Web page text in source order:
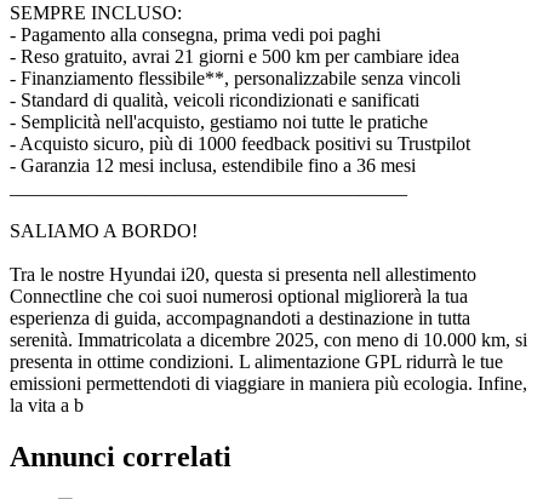
SEMPRE INCLUSO:
- Pagamento alla consegna, prima vedi poi paghi
- Reso gratuito, avrai 21 giorni e 500 km per cambiare idea
- Finanziamento flessibile**, personalizzabile senza vincoli
- Standard di qualità, veicoli ricondizionati e sanificati
- Semplicità nell'acquisto, gestiamo noi tutte le pratiche
- Acquisto sicuro, più di 1000 feedback positivi su Trustpilot
- Garanzia 12 mesi inclusa, estendibile fino a 36 mesi
SALIAMO A BORDO!
Tra le nostre Hyundai i20, questa si presenta nell allestimento
Connectline che coi suoi numerosi optional migliorerà la tua
esperienza di guida, accompagnandoti a destinazione in tutta
serenità. Immatricolata a dicembre 2025, con meno di 10.000 km, si
presenta in ottime condizioni. L alimentazione GPL ridurrà le tue
emissioni permettendoti di viaggiare in maniera più ecologia. Infine,
la vita a b
Annunci correlati